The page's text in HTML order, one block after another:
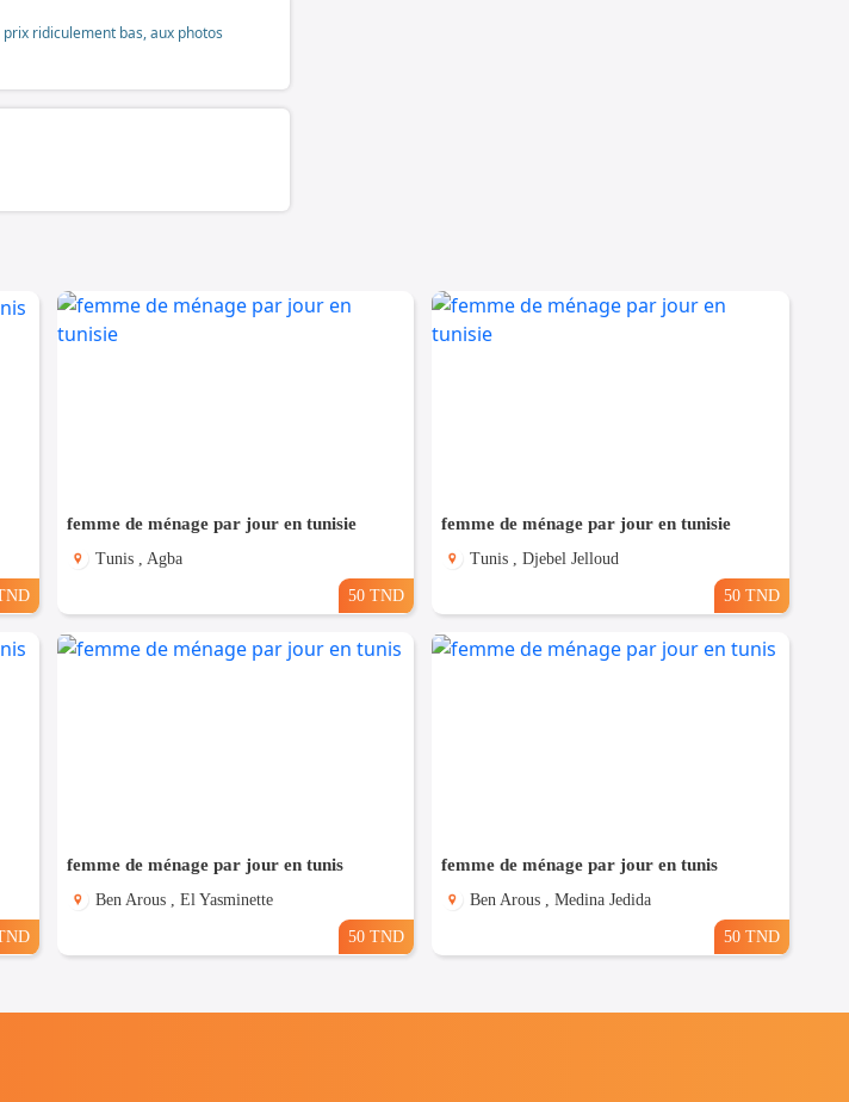
ridiculement bas, aux photos
femme de ménage par jour en tunisie
Tunis , Agba
50 TND
femme de ménage par jour en tunisie
Tunis , Djebel Jelloud
50 TND
femme de ménage par jour en tunis
Ben Arous , El Yasminette
50 TND
femme de ménage par jour en tunis
Ben Arous , Medina Jedida
50 TND